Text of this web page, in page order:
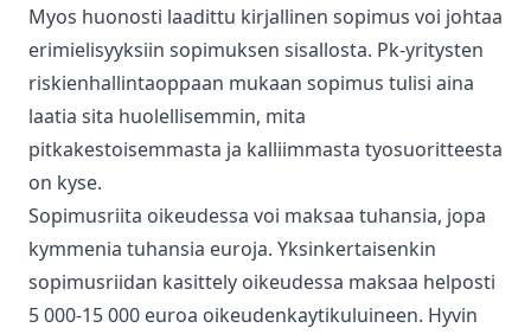
Myos huonosti laadittu kirjallinen sopimus voi johtaa
erimielisyyksiin sopimuksen sisallosta. Pk-yritysten
riskienhallintaoppaan mukaan sopimus tulisi aina
laatia sita huolellisemmin, mita
pitkakestoisemmasta ja kalliimmasta tyosuoritteesta
on kyse.
Sopimusriita oikeudessa voi maksaa tuhansia, jopa
kymmenia tuhansia euroja. Yksinkertaisenkin
sopimusriidan kasittely oikeudessa maksaa helposti
5 000-15 000 euroa oikeudenkaytikuluineen. Hyvin